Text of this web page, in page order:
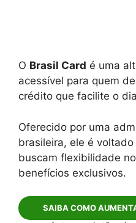
O Brasil Card é uma
acessível para quem
crédito que facilite o
Oferecido por uma
brasileira, ele é
buscam flexibilidade
benefícios exclusivos.
SAIBA COMO